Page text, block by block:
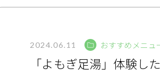
利用規約
サイトマップ
2024.06.11 おすすめメニュ
「よもぎ足湯」体験し